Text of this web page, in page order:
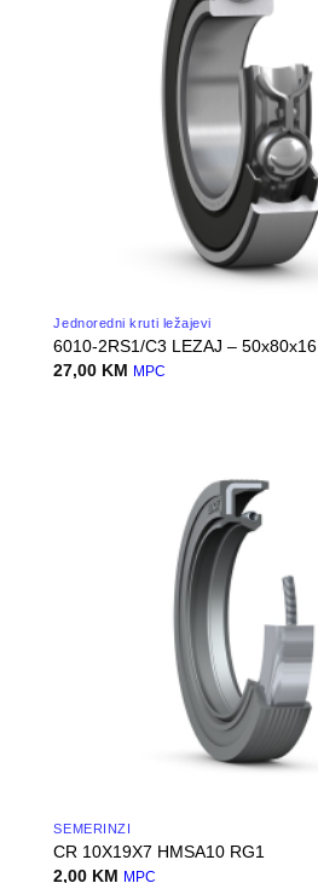
Jednoredni kruti ležajevi
6010-2RS1/C3 LEZAJ – 50x80x16
27,00 KM MPC
SEMERINZI
CR 10X19X7 HMSA10 RG1
2,00 KM MPC